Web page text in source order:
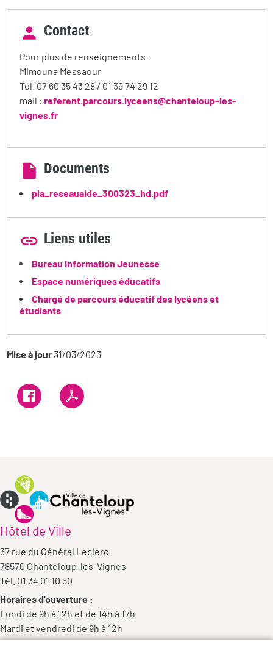
Contact
Pour plus de renseignements :
Mimouna Messaour
Tél. 07 60 35 43 28 / 01 39 74 29 12
mail :referent.parcours.lyceens@chanteloup-les-
vignes.fr
Documents
pla_reseauaide_300323_hd.pdf
Liens utiles
Bureau Information Jeunesse
Espace numériques éducatifs
Chargé de parcours éducatif des lycéens et
étudiants
Mise à jour 31/03/2023
Hôtel de Ville
37 rue du Général Leclerc
78570 Chanteloup-les-Vignes
Tél. 01 34 01 10 50
Horaires d'ouverture :
Lundi de 9h à 12h et de 14h à 17h
Mardi et vendredi de 9h à 12h
Mercredi de 9h à 12h et de 14h à 18h